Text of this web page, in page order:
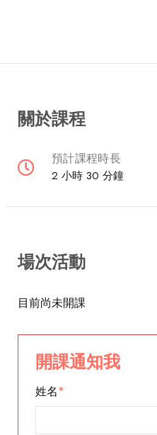
關於課程
預計課程時長
2 小時 30 分鐘
場次活動
目前尚未開課
開課通知我
姓名*